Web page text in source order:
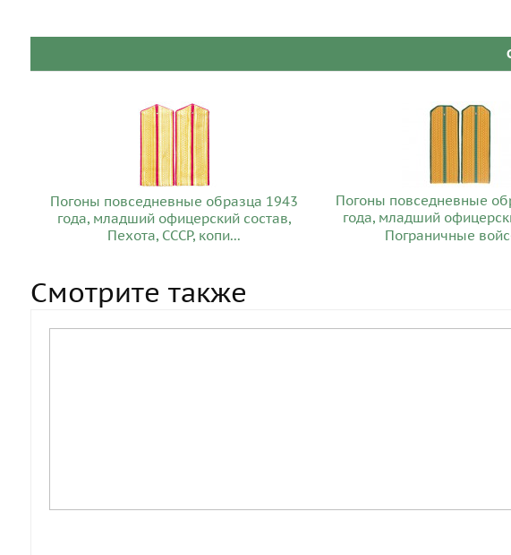
Погоны повседневные образца 1943
года, младший офицерский состав,
Пехота, СССР, копи...
Погоны повседневные
года, младший
Пограничные
Смотрите также